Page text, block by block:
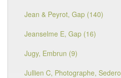
Jean & Peyrot, Gap (140)
Jeanselme E, Gap (16)
Jugy, Embrun (9)
Jullien C, Photographe,